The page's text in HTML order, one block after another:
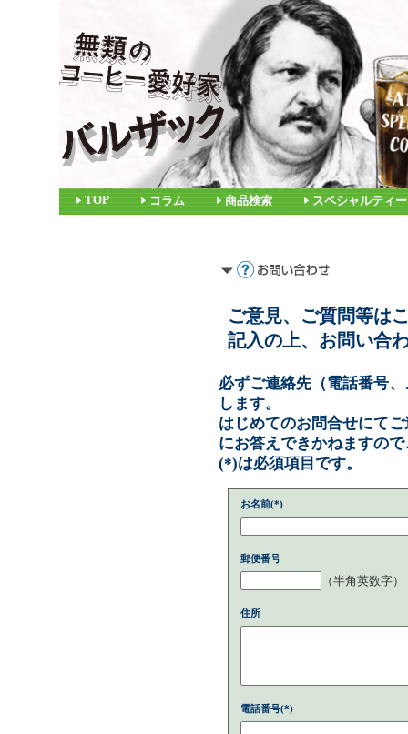
TOP コラム 商品検索 スペシャルティ
ご意見、ご質問等は
記入の上、お問い合
必ずご連絡先（電話番号
します。
はじめてのお問合せにて
にお答えできかねますの
(*)は必須項目です。
お名前(*)
郵便番号
（半角英数字）
住所
電話番号(*)